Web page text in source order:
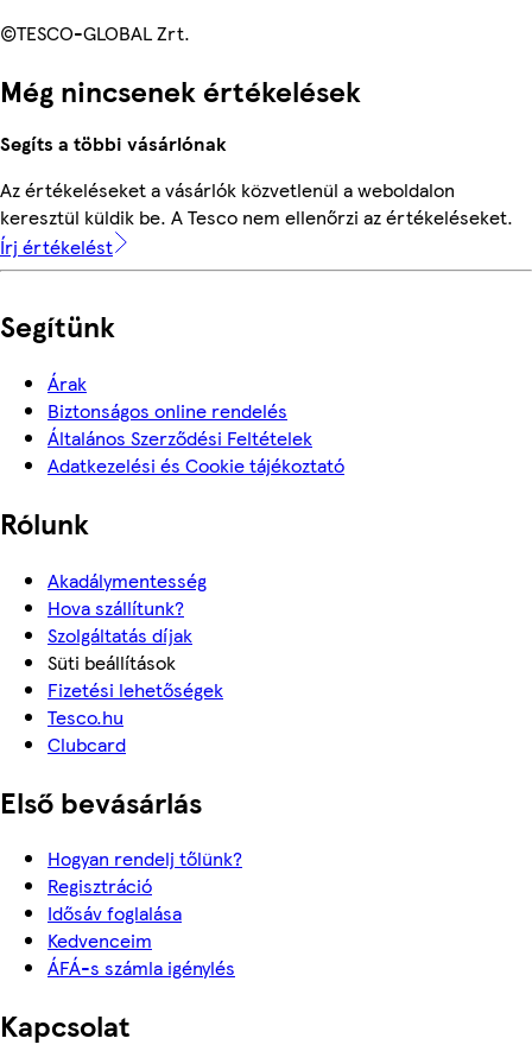
©TESCO-GLOBAL Zrt.
Még nincsenek értékelések
Segíts a többi vásárlónak
Az értékeléseket a vásárlók közvetlenül a weboldalon
keresztül küldik be. A Tesco nem ellenőrzi az értékeléseket.
Írj értékelést
Segítünk
Árak
Biztonságos online rendelés
Általános Szerződési Feltételek
Adatkezelési és Cookie tájékoztató
Rólunk
Akadálymentesség
Hova szállítunk?
Szolgáltatás díjak
Süti beállítások
Fizetési lehetőségek
Tesco.hu
Clubcard
Első bevásárlás
Hogyan rendelj tőlünk?
Regisztráció
Idősáv foglalása
Kedvenceim
ÁFÁ-s számla igénylés
Kapcsolat